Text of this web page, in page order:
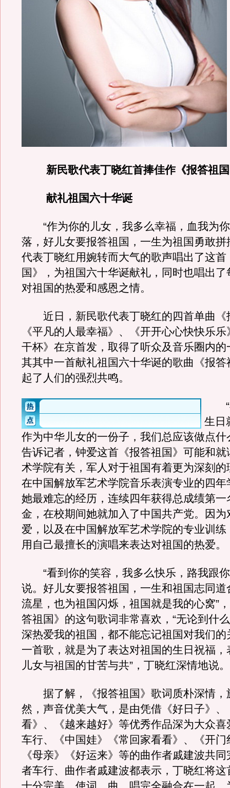
新民歌代表丁晓红首捧佳作《报答祖
献礼祖国六十华诞
“作为你的儿女，我多么幸福，血我为
落，好儿女要报答祖国，一生为祖国勇敢
代表丁晓红用婉转而大气的歌声唱出了这首
国》，为祖国六十华诞献礼，同时也唱出
对祖国的热爱和感恩之情。
近日，新民歌代表丁晓红的四首单曲《
《平凡的人最幸福》、《开开心心快快乐
干杯》在京首发，取得了听众及音乐圈内的
其其中一首献礼祖国六十华诞的歌曲《报答
起了人们的强烈共鸣。
“
生日
作为中华儿女的一份子，我们总应该做点什
告诉记者，钟爱这首《报答祖国》可能和就
术学院有关，军人对于祖国有着更为深刻的
在中国解放军艺术学院音乐表演专业的四年
她最难忘的经历，连续四年获得总成绩第一
金，在校期间她就加入了中国共产党。因为
爱，以及在中国解放军艺术学院的专业训练
用自己最擅长的演唱来表达对祖国的热爱。
“看到你的笑容，我多么快乐，路我跟
说。好儿女要报答祖国，一生和祖国志同道
流星，也为祖国闪烁，祖国就是我的心窝”
答祖国》的这句歌词非常喜欢，“无论到什
深热爱我的祖国，都不能忘记祖国对我们的
一首歌，就是为了表达对祖国的生日祝福，
儿女与祖国的甘苦与共”，丁晓红深情地说。
据了解，《报答祖国》歌词质朴深情，
然，声音优美大气，是由凭借《好日子》、
看》、《越来越好》等优秀作品深为大众喜
车行、《中国娃》《常回家看看》、《开门
《母亲》《好运来》等的曲作者戚建波共
者车行、曲作者戚建波都表示，丁晓红将这